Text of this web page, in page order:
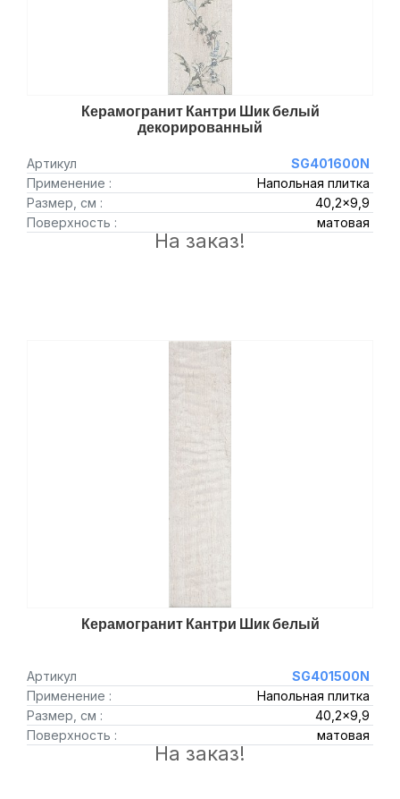
Керамогранит Кантри Шик белый
декорированный
Артикул
SG401600N
Применение :
Напольная плитка
Размер, см :
40,2x9,9
Поверхность :
матовая
На заказ!
Керамогранит Кантри Шик белый
Артикул
SG401500N
Применение :
Напольная плитка
Размер, см :
40,2x9,9
Поверхность :
матовая
На заказ!